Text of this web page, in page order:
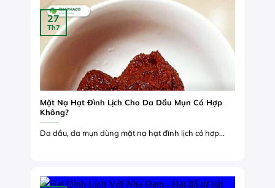
Mặt Nạ Hạt Đình Lịch Cho Da Dầu Mụn Có Hợp
Không?
Da dầu, da mụn dùng mặt nạ hạt đình lịch có hợp...
27
Th7